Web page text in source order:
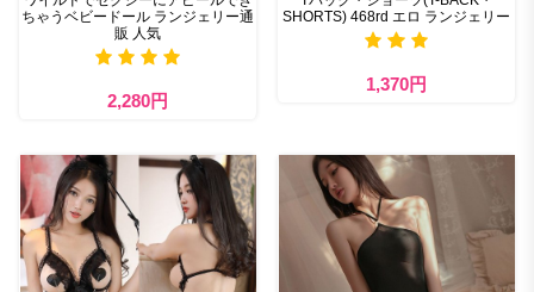
ちゃうベビードール ランジェリー通
販 人気
2,280円
SHORTS) 468rd エロ ランジェリー
1,370円